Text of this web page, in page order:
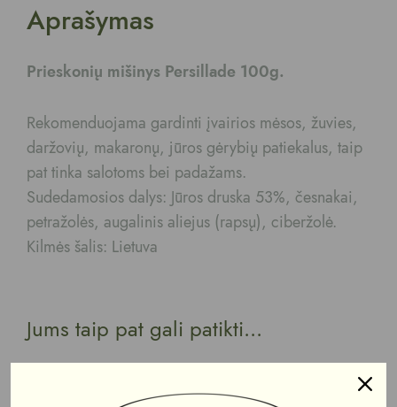
Aprašymas
Prieskonių mišinys Persillade 100g.
Rekomenduojama gardinti įvairios mėsos, žuvies,
daržovių, makaronų, jūros gėrybių patiekalus, taip
pat tinka salotoms bei padažams.
Sudedamosios dalys: Jūros druska 53%, česnakai,
petražolės, augalinis aliejus (rapsų), ciberžolė.
Kilmės šalis: Lietuva
Jums taip pat gali patikti...